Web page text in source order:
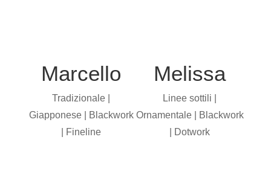
Marcello
Tradizionale |
Giapponese | Blackwork
| Fineline
Melissa
Linee sottili |
Ornamentale | Blackwork
| Dotwork